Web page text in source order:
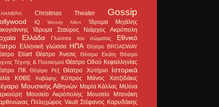
Christmas Theater Gossip
IQ Woody Allen
Ίδρυμα Μιχάλης
Ίδρυμα Σταύρος Νιάρχος Ακρόπολη
Ελλάδα Γλώσσα του σώματος
Εθνικό
Ελληνική γλώσσα ΗΠΑ Θέατρο BROADWAY
Eliart Θέατρο Άνεσις Θέατρο Εκάτη
Θέατρο
Τέχνης & Πολιτισμού Θέατρο Οδού Κεφαλληνίας
ΠΚ
Θέατρο Ρεξ Θέατρο Χυτήριο Ιστορικά
ΚΘΒΕ Καβάφης Κύπρος Μάνος Χατζιδάκις
Μουσικής Αθηνών Μαρία Κάλλας Μελίνα
Μουσείο Ακρόπολης
Μουσείο Μπενάκη
Πολυχώρος Vault Στέφανος Καρυδάκης